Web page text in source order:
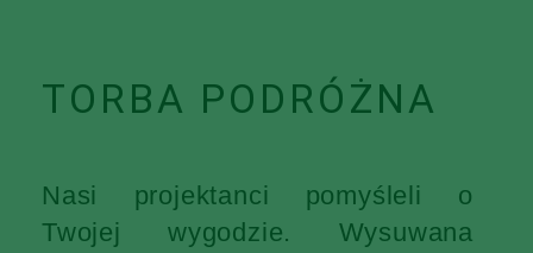
TORBA PODRÓŻNA
Nasi projektanci pomyśleli o
Twojej wygodzie. Wysuwana